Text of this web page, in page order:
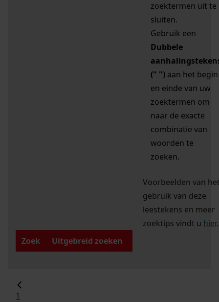
zoektermen uit te
sluiten.
Gebruik een
Dubbele
(" ") aan het begin
en einde van uw
zoektermen om
naar de exacte
combinatie van
woorden te
zoeken.
Voorbeelden van
gebruik van deze
leestekens en meer
zoektips vindt u hier.
Zoek
Uitgebreid zoeken
1